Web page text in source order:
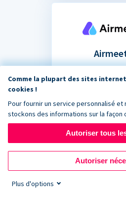
de don dans le
collecte de
Comme la plupart des sites
cookies !
Pour fournir un service personnalisé
stockons des informations sur la façon
Autoriser tous
Autoriser
Plus d'options